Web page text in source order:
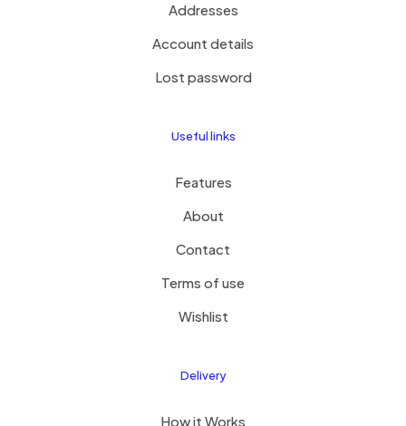
Addresses
Account details
Lost password
Useful links
Features
About
Contact
Terms of use
Wishlist
Delivery
How it Works